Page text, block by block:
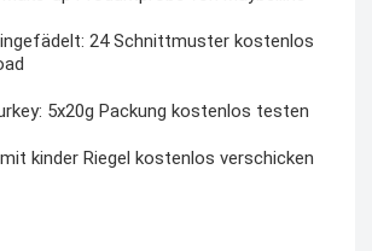
24 Schnittmuster kostenlos
5x20g Packung kostenlos testen
kinder Riegel kostenlos verschicken